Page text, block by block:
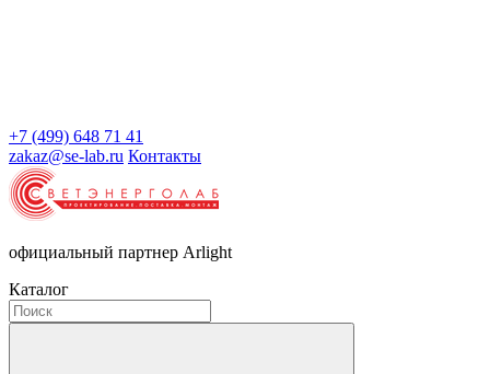
+7 (499) 648 71 41
zakaz@se-lab.ru Контакты
официальный партнер Arlight
Каталог